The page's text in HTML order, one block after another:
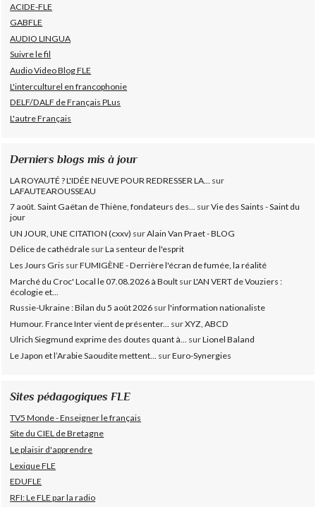
ACIDE-FLE
GABFLE
AUDIO LINGUA
Suivre le fil
Audio Video Blog FLE
L'interculturel en francophonie
DELF/DALF de Français PLus
L'autre Français
Derniers blogs mis à jour
LA ROYAUTÉ ? L'IDÉE NEUVE POUR REDRESSER LA...
sur
LAFAUTEAROUSSEAU
7 août. Saint Gaëtan de Thiène, fondateurs des... surVie des Saints - Saint du
jour
UN JOUR, UNE CITATION (cxxv) surAlain Van Praet - BLOG
Délice de cathédrale surLa senteur de l'esprit
Les Jours Gris surFUMIGÈNE - Derrière l'écran de fumée, la réalité
Marché du Croc' Local le 07.08.2026 à Boult surL'AN VERT de Vouziers :
écologie et...
Russie-Ukraine : Bilan du 5 août 2026 surl'information nationaliste
Humour. France Inter vient de présenter...
surXYZ, ABCD
Ulrich Siegmund exprime des doutes quant à... surLionel Baland
Le Japon et l’Arabie Saoudite mettent... surEuro-Synergies
Sites pédagogiques FLE
TV5 Monde - Enseigner le français
Site du CIEL de Bretagne
Le plaisir d'apprendre
Lexique FLE
EDUFLE
RFI: Le FLE par la radio